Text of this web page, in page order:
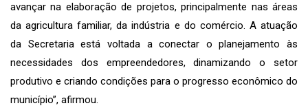
avançar na elaboração de projetos, principalmente nas áreas
da agricultura familiar, da indústria e do comércio. A atuação
da Secretaria está voltada a conectar o planejamento às
necessidades dos empreendedores, dinamizando o setor
produtivo e criando condições para o progresso econômico do
município”, afirmou.